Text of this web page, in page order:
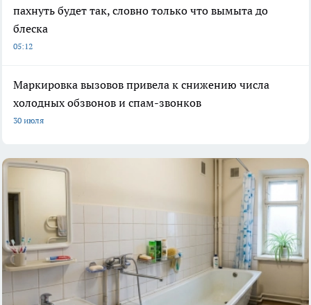
пахнуть будет так, словно только что вымыта до
блеска
05:12
Маркировка вызовов привела к снижению числа
холодных обзвонов и спам-звонков
30 июля